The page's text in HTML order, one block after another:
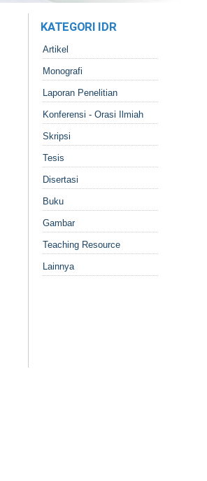
KATEGORI IDR
Artikel
Monografi
Laporan Penelitian
Konferensi - Orasi Ilmiah
Skripsi
Tesis
Disertasi
Buku
Gambar
Teaching Resource
Lainnya